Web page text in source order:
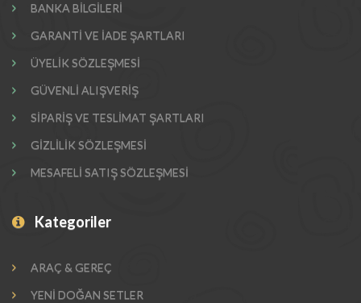
BANKA BİLGİLERİ
GARANTİ VE İADE ŞARTLARI
ÜYELİK SÖZLEŞMESİ
GÜVENLİ ALIŞVERİŞ
SİPARİŞ VE TESLİMAT ŞARTLARI
GİZLİLİK SÖZLEŞMESİ
MESAFELİ SATIŞ SÖZLEŞMESİ
Kategoriler
ARAÇ & GEREÇ
YENİ DOĞAN SETLER